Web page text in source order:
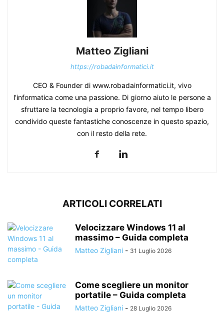
Matteo Zigliani
https://robadainformatici.it
CEO & Founder di www.robadainformatici.it, vivo
l'informatica come una passione. Di giorno aiuto le persone a
sfruttare la tecnologia a proprio favore, nel tempo libero
condivido queste fantastiche conoscenze in questo spazio,
con il resto della rete.
ARTICOLI CORRELATI
Velocizzare Windows 11 al
massimo – Guida completa
Matteo Zigliani - 31 Luglio 2026
Come scegliere un monitor
portatile – Guida completa
Matteo Zigliani - 28 Luglio 2026